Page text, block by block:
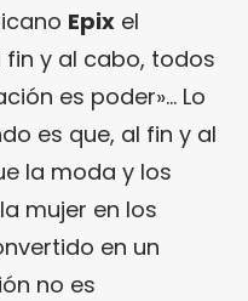
Epix el
fin y al cabo, todos
es poder»… Lo
es que, al fin y al
la moda y los
mujer en los
en un
no es